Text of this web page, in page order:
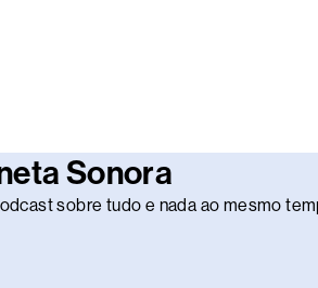
Sonora
sobre tudo e nada ao mesmo